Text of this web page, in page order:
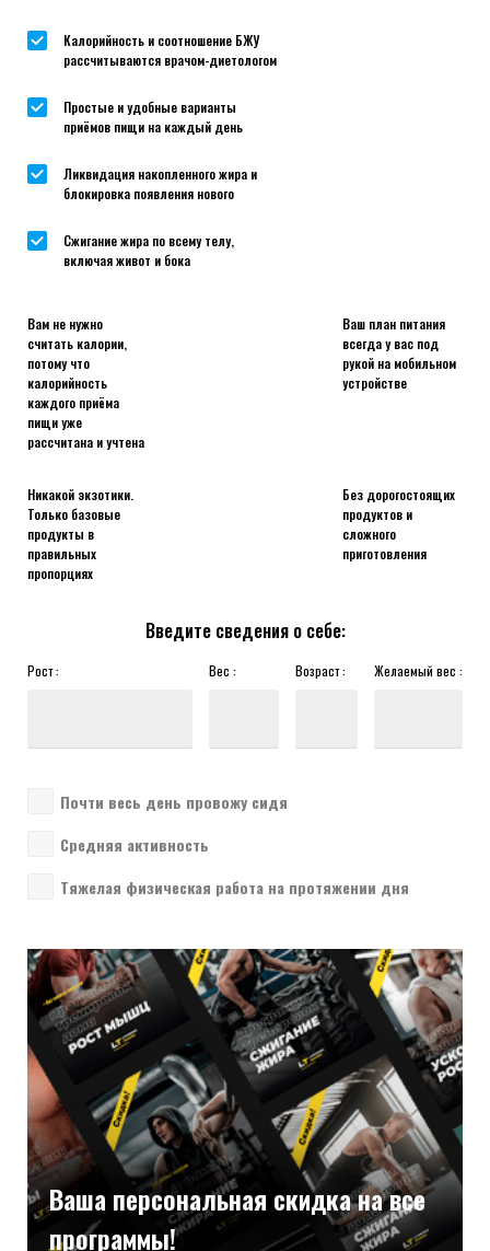
Калорийность и соотношение БЖУ
рассчитываются врачом-диетологом
Простые и удобные варианты
приёмов пищи на каждый день
Ликвидация накопленного жира и
блокировка появления нового
Сжигание жира по всему телу,
включая живот и бока
Вам не нужно
считать калории,
потому что
калорийность
каждого приёма
пищи уже
рассчитана и учтена
Ваш план питания
всегда у вас под
рукой на мобильном
устройстве
Никакой экзотики.
Только базовые
продукты в
правильных
пропорциях
Без дорогостоящих
продуктов и
сложного
приготовления
Введите сведения о себе:
Рост : Вес : Возраст : Желаемый вес :
Почти весь день провожу сидя
Средняя активность
Тяжелая физическая работа на протяжении дня
Ваша персональная скидка на все
программы!